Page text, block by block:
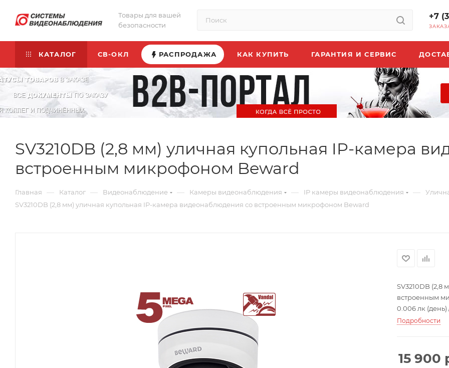
Товары для вашей
безопасности
+7
КАТАЛОГ СВ-ОКЛ РАСПРОДАЖА КАК КУПИТЬ ГАРАНТИЯ И СЕРВИС
SV3210DB (2,8 мм) уличная купольная IP-камера
встроенным микрофоном Beward
Главная — Каталог — Видеонаблюдение — Камеры видеонаблюдения — IP камеры видеонаблюдения —
SV3210DB (2,8 мм) уличная купольная IP-камера видеонаблюдения со встроенным микрофоном Beward
SV3210DB
встроенным
0.006 лк (день)
592×1944,
2xWDR до 120
до 256 ГБ;
Подробности
15 900